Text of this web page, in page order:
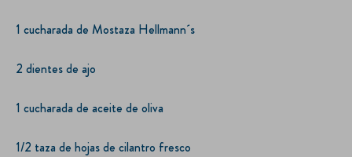
1 cucharada de Mostaza Hellmann´s
2 dientes de ajo
1 cucharada de aceite de oliva
1/2 taza de hojas de cilantro fresco